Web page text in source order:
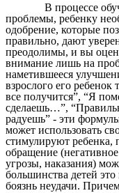
В процессе
проблемы, ребенку
одобрение, которые
правильно, дают
преодолимы, и вы
внимание лишь на
наметившееся
взрослого его ребенок
все получится”, “Я
сделаешь…”,
радуешь” - эти
может использовать
стимулируют
обращение
угрозы, наказания)
большинства детей это
боязнь неудачи.